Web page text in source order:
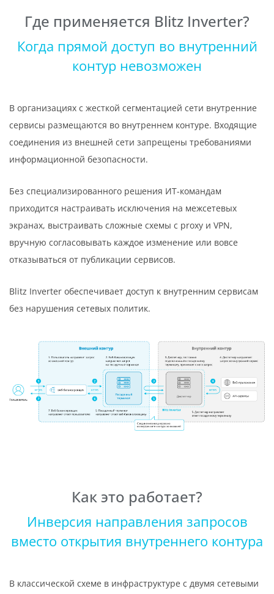
Где применяется Blitz Inverter?
Когда прямой доступ во внутренний
контур невозможен
В организациях с жесткой сегментацией сети внутренние
сервисы размещаются во внутреннем контуре. Входящие
соединения из внешней сети запрещены требованиями
информационной безопасности.
Без специализированного решения ИТ-командам
приходится настраивать исключения на межсетевых
экранах, выстраивать сложные схемы с proxy и VPN,
вручную согласовывать каждое изменение или вовсе
отказываться от публикации сервисов.
Blitz Inverter обеспечивает доступ к внутренним сервисам
без нарушения сетевых политик.
Как это работает?
Инверсия направления запросов
вместо открытия внутреннего контура
В классической схеме в инфраструктуре с двумя сетевыми